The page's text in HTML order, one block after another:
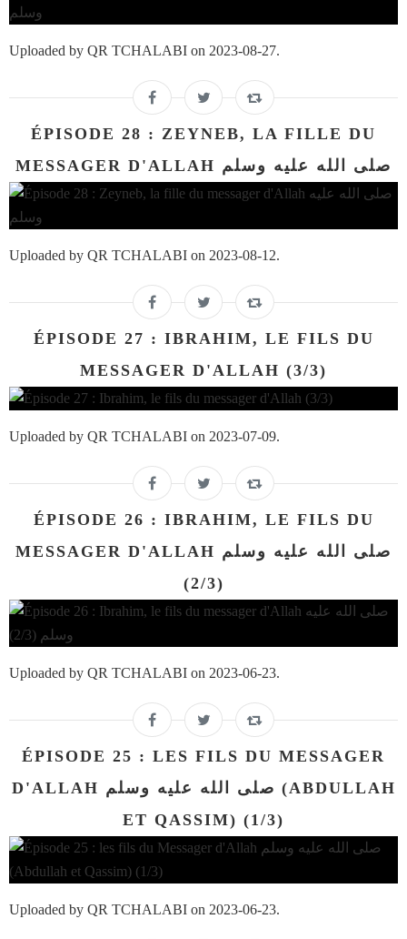
Uploaded by QR TCHALABI on 2023-08-27.
ÉPISODE 28 : ZEYNEB, LA FILLE DU
MESSAGER D'ALLAH صلى الله عليه وسلم
Uploaded by QR TCHALABI on 2023-08-12.
ÉPISODE 27 : IBRAHIM, LE FILS DU
MESSAGER D'ALLAH (3/3)
Uploaded by QR TCHALABI on 2023-07-09.
ÉPISODE 26 : IBRAHIM, LE FILS DU
MESSAGER D'ALLAH صلى الله عليه وسلم
(2/3)
Uploaded by QR TCHALABI on 2023-06-23.
ÉPISODE 25 : LES FILS DU MESSAGER
D'ALLAH صلى الله عليه وسلم (ABDULLAH
ET QASSIM) (1/3)
Uploaded by QR TCHALABI on 2023-06-23.